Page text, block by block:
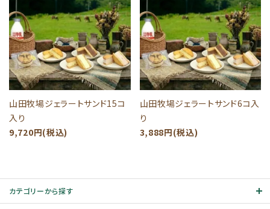
山田牧場ジェラートサンド15コ
入り
9,720円(税込)
山田牧場ジェラートサンド6コ入
り
3,888円(税込)
カテゴリーから探す